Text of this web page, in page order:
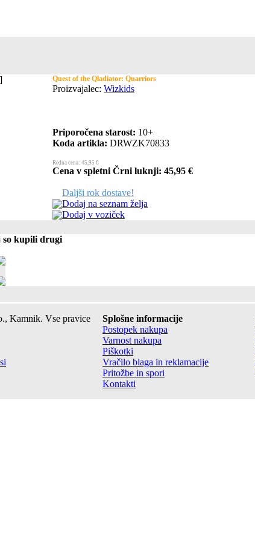
] Quest of the Qladiator: Quarriors
Proizvajalec: Wizkids
Priporočena starost: 10+
Koda artikla: DRWZK70833
Redna cena: 45,95 €
Cena v spletni Črni luknji: 45,95 €
Daljši rok dostave!
Dodaj na seznam želja
Dodaj v voziček
so kupili drugi
Kamnik. Vse pravice
Splošne informacije
Postopek nakupa
Varnost nakupa
Piškotki
Vračilo blaga in reklamacije
Pritožbe in spori
Kontakti